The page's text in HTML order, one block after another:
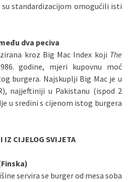
su standardizacijom omogućili isti
dva peciva
kroz Big Mac Index koji The
godine, mjeri kupovnu moć
burgera. Najskuplji Big Mac je u
najjeftiniji u Pakistanu (ispod 2
u sredini s cijenom istog burgera
IZ CIJELOG SVIJETA
servira se burger od mesa soba